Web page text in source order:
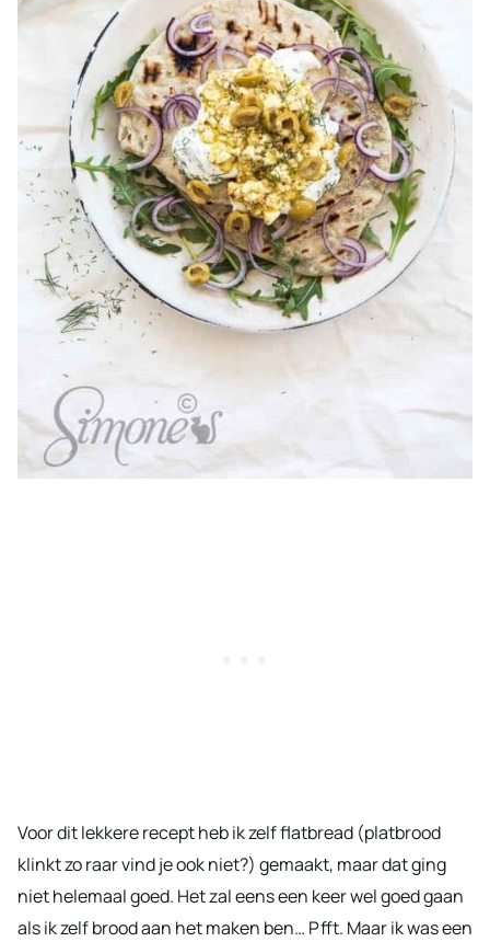
Voor dit lekkere recept heb ik zelf flatbread (platbrood
klinkt zo raar vind je ook niet?) gemaakt, maar dat ging
niet helemaal goed. Het zal eens een keer wel goed gaan
als ik zelf brood aan het maken ben… Pfft. Maar ik was een